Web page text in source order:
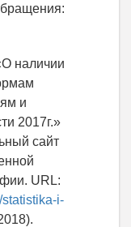
наличии
и
2017г.»
сайт
URL:
statistika-i-